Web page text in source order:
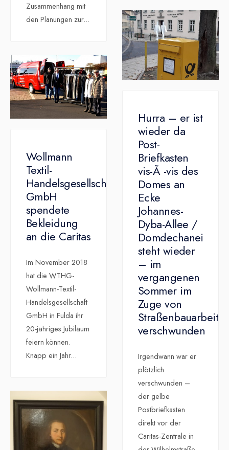
Zusammenhang mit
den Planungen zur...
Hurra – er ist
wieder da
Post-
Briefkasten
vis-Ã -vis des
Domes an
Ecke
Johannes-
Dyba-Allee /
Domdechanei
steht wieder
– im
vergangenen
Sommer im
Zuge von
verschwunden
Irgendwann war er
plötzlich
verschwunden –
der gelbe
Postbriefkasten
direkt vor der
Caritas-Zentrale in
Wollmann
Textil-
Handelsgesellschaft
GmbH
spendete
Bekleidung
an die Caritas
Im November 2018
hat die WTHG-
Wollmann-Textil-
Handelsgesellschaft
GmbH in Fulda ihr
20-jähriges Jubiläum
feiern können.
Knapp ein Jahr...